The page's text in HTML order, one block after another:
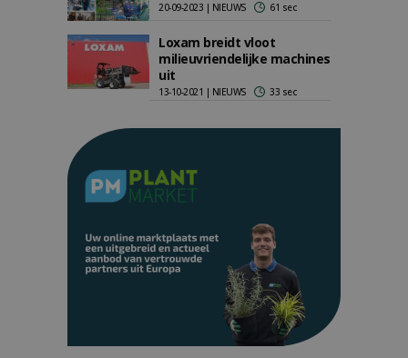
20-09-2023 | NIEUWS 61 sec
Loxam breidt vloot
milieuvriendelijke machines
uit
13-10-2021 | NIEUWS 33 sec